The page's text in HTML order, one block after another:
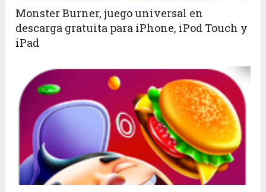
Monster Burner, juego universal en
descarga gratuita para iPhone, iPod Touch y
iPad